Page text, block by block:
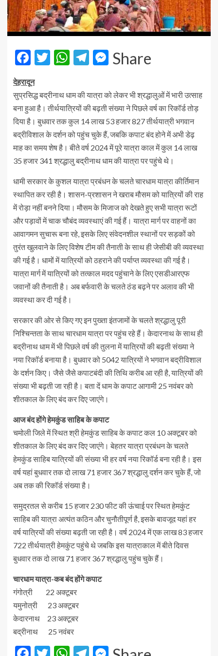
Facebook
Twitter
WhatsApp
Telegram
Messenger
Share
देहरादून
सुप्रसिद्ध बद्रीनाथ धाम की यात्रा को लेकर भी श्रद्धालुओं में भारी उत्साह
बना हुआ है। तीर्थयात्रियों की बढ़ती संख्या ने पिछले वर्ष का रिकॉर्ड तोड़
दिया है। बुधवार तक कुल 14 लाख 53 हजार 827 तीर्थयात्री भगवान
बद्रीविशाल के दर्शन को पहुंच चुके हैं, जबकि कपाट बंद होने में अभी डेढ़
माह का समय शेष है। बीते वर्ष 2024 में पूरे यात्रा काल में कुल 14 लाख
35 हजार 341 श्रद्धालु बद्रीनाथ धाम की यात्रा पर पहुंचे थे।
धामी सरकार के कुशल यात्रा प्रबंधन के चलते चारधाम यात्रा कीर्तिमान
स्थापित कर रही है। शासन-प्रशासन ने खराब मौसम को यात्रियों की राह
में रोड़ा नहीं बनने दिया। मौसम के मिजाज को देखते हुए सभी यात्रा रूटों
और पड़ावों में चाक चौबंद व्यवस्थाएं की गई हैं। यात्रा मार्ग पर वाहनों का
आवागमन सुचारू बना रहे, इसके लिए संवेदनशील स्थानों पर सड़कों को
तुरंत खुलवाने के लिए विशेष टीम की तैनाती के साथ ही जेसीबी की व्यवस्था
की गई है। धामों में यात्रियों को ठहराने की पर्याप्त व्यवस्था की गई है।
यात्रा मार्ग में यात्रियों को तत्काल मदद पहुंचाने के लिए एसडीआरएफ
जवानों की तैनाती है। अब बर्फवारी के चलते ठंड बढ़ने पर अलाव की भी
व्यवस्था कर दी गई है।
सरकार की ओर से किए गए इन पुख्ता इंतजामों के चलते श्रद्धालु पूरी
निश्चिन्तता के साथ चारधाम यात्रा पर पहुंच रहे हैं। केदारनाथ के साथ ही
बद्रीनाथ धाम में भी पिछले वर्ष की तुलना में यात्रियों की बढ़ती संख्या ने
नया रिकॉर्ड बनाया है। बुधवार को 5042 यात्रियों ने भगवान बद्रीविशाल
के दर्शन किए। जैसे जैसे कपाटबंदी की तिथि करीब आ रही है, यात्रियों की
संख्या भी बढ़ती जा रही है। बता दें धाम के कपाट आगामी 25 नवंबर को
शीतकाल के लिए बंद कर दिए जाएंगे।
आज बंद होंगे हेमकुंड साहिब के कपाट
चमोली जिले में स्थित श्री हेमकुंड साहिब के कपाट कल 10 अक्टूबर को
शीतकाल के लिए बंद कर दिए जाएंगे। बेहतर यात्रा प्रबंधन के चलते
हेमकुंड साहिब यात्रियों की संख्या भी हर वर्ष नया रिकॉर्ड बना रही है। इस
वर्ष यहां बुधवार तक दो लाख 71 हजार 367 श्रद्धालु दर्शन कर चुके हैं, जो
अब तक की रिकॉर्ड संख्या है।
समुद्रतल से करीब 15 हजार 230 फीट की ऊंचाई पर स्थित हेमकुंट
साहिब की यात्रा अत्यंत कठिन और चुनौतीपूर्ण है, इसके बावजूद यहां हर
वर्ष यात्रियों की संख्या बढ़ती जा रही है। वर्ष 2024 में एक लाख 83 हजार
722 तीर्थयात्री हेमकुंट पहुंचे थे जबकि इस यात्राकाल में बीते दिवस
बुधवार तक दो लाख 71 हजार 367 श्रद्धालु पहुंच चुके हैं।
चारधाम यात्रा-कब बंद होंगे कपाट
गंगोत्री 22 अक्टूबर
यमुनोत्री 23 अक्टूबर
केदारनाथ 23 अक्टूबर
बद्रीनाथ 25 नवंबर